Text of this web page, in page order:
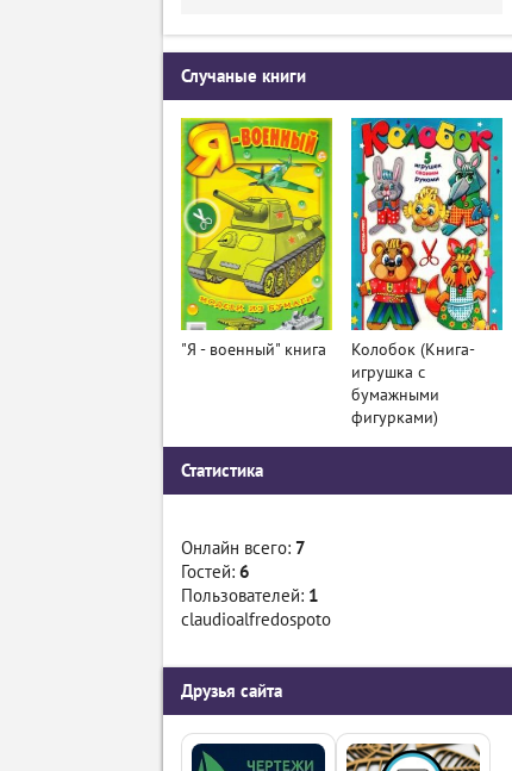
Случаные книги
"Я - военный" книга
Колобок (Книга-
игрушка с
бумажными
фигурками)
Статистика
Онлайн всего: 7
Гостей: 6
Пользователей: 1
claudioalfredospoto
Друзья сайта